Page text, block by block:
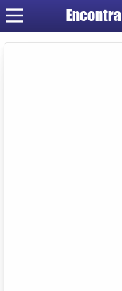
Encontra